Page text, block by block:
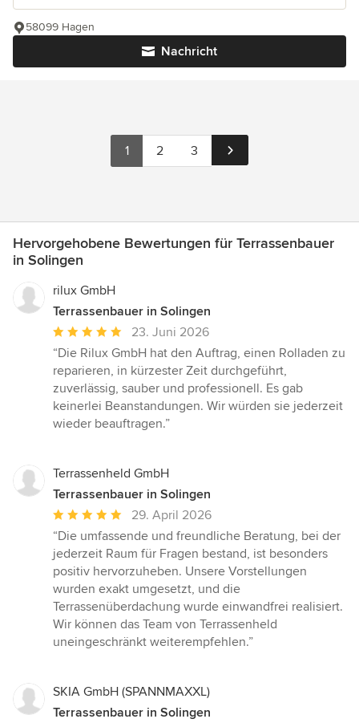
Nachricht
58099 Hagen
1 2 3
Hervorgehobene Bewertungen für Terrassenbauer
in Solingen
rilux GmbH
Terrassenbauer in Solingen
Durchschnittliche
Bewertung:
5
von
5
Sternen
23. Juni 2026
“Die Rilux GmbH hat den Auftrag, einen Rolladen zu
reparieren, in kürzester Zeit durchgeführt,
zuverlässig, sauber und professionell. Es gab
keinerlei Beanstandungen. Wir würden sie jederzeit
wieder beauftragen.”
Terrassenheld GmbH
Terrassenbauer in Solingen
Durchschnittliche
Bewertung:
5
von
5
Sternen
29. April 2026
“Die umfassende und freundliche Beratung, bei der
jederzeit Raum für Fragen bestand, ist besonders
positiv hervorzuheben. Unsere Vorstellungen
wurden exakt umgesetzt, und die
Terrassenüberdachung wurde einwandfrei realisiert.
Wir können das Team von Terrassenheld
uneingeschränkt weiterempfehlen.”
SKIA GmbH (SPANNMAXXL)
Terrassenbauer in Solingen